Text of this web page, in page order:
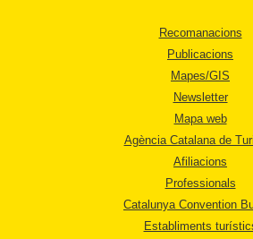
Recomanacions
Publicacions
Mapes/GIS
Newsletter
Mapa web
Agència Catalana de
Afiliacions
Professionals
Catalunya Convention
Establiments